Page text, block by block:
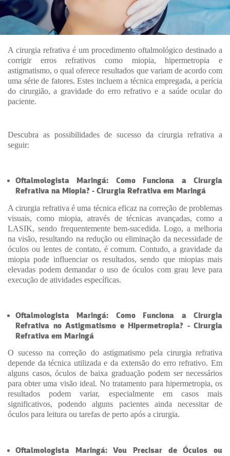
A cirurgia refrativa é um procedimento oftalmológico destinado a
corrigir erros refrativos como miopia, hipermetropia e
astigmatismo, o qual oferece resultados que variam de acordo com
uma série de fatores. Estes incluem a técnica empregada, a perícia
do cirurgião, a gravidade do erro refrativo e a saúde ocular do
paciente.
Descubra as possibilidades de sucesso da cirurgia refrativa a
seguir:
Oftalmologista Maringá: Como Funciona a Cirurgia
Refrativa na Miopia? - Cirurgia Refrativa em Maringá
A cirurgia refrativa é uma técnica eficaz na correção de problemas
visuais, como miopia, através de técnicas avançadas, como a
LASIK, sendo frequentemente bem-sucedida. Logo, a melhoria
na visão, resultando na redução ou eliminação da necessidade de
óculos ou lentes de contato, é comum. Contudo, a gravidade da
miopia pode influenciar os resultados, sendo que miopias mais
elevadas podem demandar o uso de óculos com grau leve para
execução de atividades específicas.
Oftalmologista Maringá: Como Funciona a Cirurgia
Refrativa no Astigmatismo e Hipermetropia? - Cirurgia
Refrativa em Maringá
O sucesso na correção do astigmatismo pela cirurgia refrativa
depende da técnica utilizada e da extensão do erro refrativo. Em
alguns casos, óculos de baixa graduação podem ser necessários
para obter uma visão ideal. No tratamento para hipermetropia, os
resultados podem variar, especialmente em casos mais
significativos, podendo alguns pacientes ainda necessitar de
óculos para leitura ou tarefas de perto após a cirurgia.
Oftalmologista Maringá: Vou Precisar de Óculos ou